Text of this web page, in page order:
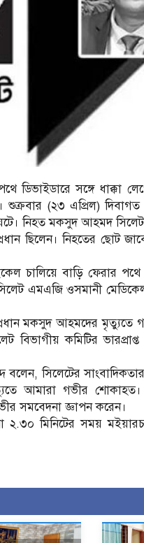
সঙ্গে ধাক্কা
(২৩ এপ্রিল)
ঘটে। নিহত মকসুদ আহমদ
ছিলেন। নিহতের ছোট
চালিয়ে বাড়ি ফেরার পথে
সিলেট এমএজি ওসমানী
মকসুদ আহমদের মৃত্যুতে
বিভাগীয় কমিটির
সিলেটের
আমারা গভীর শোকাহত।
সমবেদনা জ্ঞাপন করেন।
২.৩০ মিনিটের সময়